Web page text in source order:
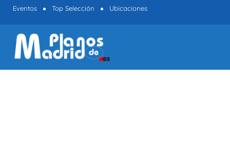
Eventos Top Selección Ubicaciones